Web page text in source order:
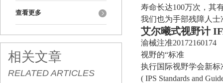
查看更多
相关文章
RELATED ARTICLES
寿命长达100万次，其
我们也为手部残障人
艾尔曦式视野计
渝械注准20172160174
视野的“标准
执行国际视野学会新标
( IPS Standards and